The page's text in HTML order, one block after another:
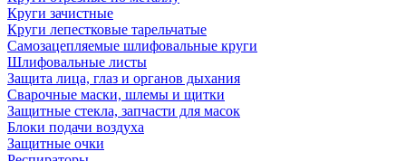
Круги зачистные
Круги лепестковые тарельчатые
Самозацепляемые шлифовальные круги
Шлифовальные листы
Защита лица, глаз и органов дыхания
Сварочные маски, шлемы и щитки
Защитные стекла, запчасти для масок
Блоки подачи воздуха
Защитные очки